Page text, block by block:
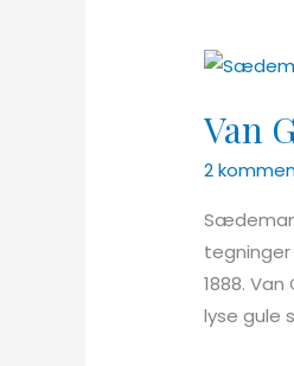
Van
2
1888.
lyse gule